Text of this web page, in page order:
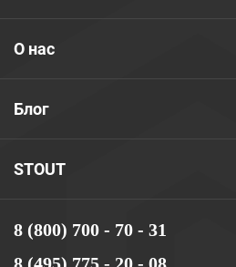
8 (800) 700 - 70 - 31
STOUT
Блог
О нас